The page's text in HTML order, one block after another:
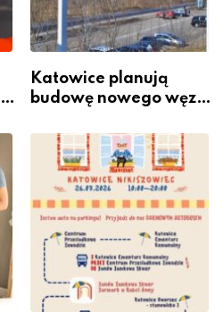
Katowice planują
budowę nowego węzła
Podlesiu